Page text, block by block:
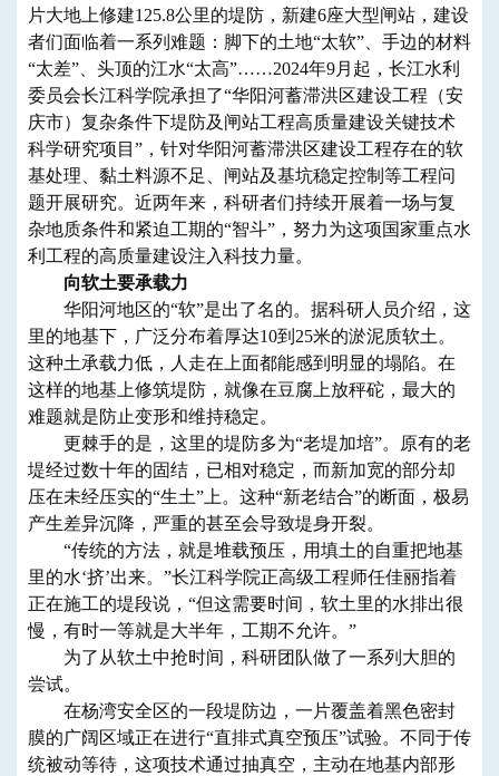
片大地上修建125.8公里的堤防，新建6座大型闸站，建设
者们面临着一系列难题：脚下的土地“太软”、手边的材料
“太差”、头顶的江水“太高”……2024年9月起，长江水利
委员会长江科学院承担了“华阳河蓄滞洪区建设工程（安
庆市）复杂条件下堤防及闸站工程高质量建设关键技术
科学研究项目”，针对华阳河蓄滞洪区建设工程存在的软
基处理、黏土料源不足、闸站及基坑稳定控制等工程问
题开展研究。近两年来，科研者们持续开展着一场与复
杂地质条件和紧迫工期的“智斗”，努力为这项国家重点水
利工程的高质量建设注入科技力量。
向软土要承载力
华阳河地区的“软”是出了名的。据科研人员介绍，这
里的地基下，广泛分布着厚达10到25米的淤泥质软土。
这种土承载力低，人走在上面都能感到明显的塌陷。在
这样的地基上修筑堤防，就像在豆腐上放秤砣，最大的
难题就是防止变形和维持稳定。
更棘手的是，这里的堤防多为“老堤加培”。原有的老
堤经过数十年的固结，已相对稳定，而新加宽的部分却
压在未经压实的“生土”上。这种“新老结合”的断面，极易
产生差异沉降，严重的甚至会导致堤身开裂。
“传统的方法，就是堆载预压，用填土的自重把地基
里的水‘挤’出来。”长江科学院正高级工程师任佳丽指着
正在施工的堤段说，“但这需要时间，软土里的水排出很
慢，有时一等就是大半年，工期不允许。”
为了从软土中抢时间，科研团队做了一系列大胆的
尝试。
在杨湾安全区的一段堤防边，一片覆盖着黑色密封
膜的广阔区域正在进行“直排式真空预压”试验。不同于传
统被动等待，这项技术通过抽真空，主动在地基内部形